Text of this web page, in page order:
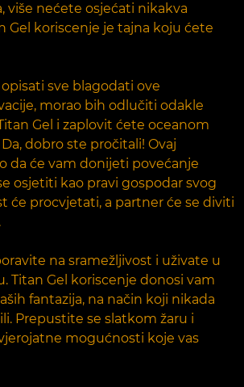
više nećete osjećati nikakva
Gel koriscenje je tajna koju ćete
sve blagodati ove
morao bih odlučiti odakle
Gel i zaplovit ćete oceanom
dobro ste pročitali! Ovaj
da će vam donijeti povećanje
osjetiti kao pravi gospodar svog
će procvjetati, a partner će se diviti
na sramežljivost i uživate u
Titan Gel koriscenje donosi vam
fantazija, na način koji nikada
Prepustite se slatkom žaru i
mogućnosti koje vas